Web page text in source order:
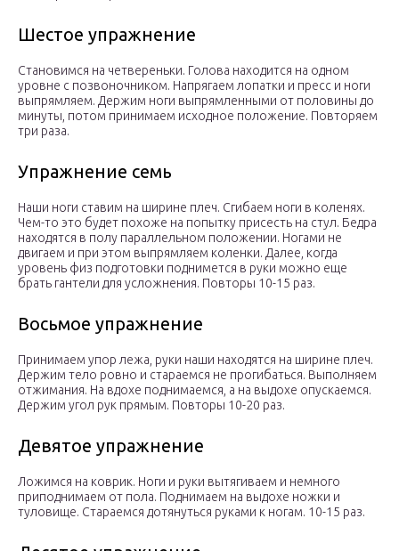
Шестое упражнение
Становимся на четвереньки. Голова находится на одном
уровне с позвоночником. Напрягаем лопатки и пресс и ноги
выпрямляем. Держим ноги выпрямленными от половины до
минуты, потом принимаем исходное положение. Повторяем
три раза.
Упражнение семь
Наши ноги ставим на ширине плеч. Сгибаем ноги в коленях.
Чем-то это будет похоже на попытку присесть на стул. Бедра
находятся в полу параллельном положении. Ногами не
двигаем и при этом выпрямляем коленки. Далее, когда
уровень физ подготовки поднимется в руки можно еще
брать гантели для усложнения. Повторы 10-15 раз.
Восьмое упражнение
Принимаем упор лежа, руки наши находятся на ширине плеч.
Держим тело ровно и стараемся не прогибаться. Выполняем
отжимания. На вдохе поднимаемся, а на выдохе опускаемся.
Держим угол рук прямым. Повторы 10-20 раз.
Девятое упражнение
Ложимся на коврик. Ноги и руки вытягиваем и немного
приподнимаем от пола. Поднимаем на выдохе ножки и
туловище. Стараемся дотянуться руками к ногам. 10-15 раз.